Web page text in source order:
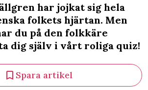
har jojkat sig hela
folkets hjärtan. Men
du på den folkkäre
dig själv i vårt roliga quiz!
Spara artikel